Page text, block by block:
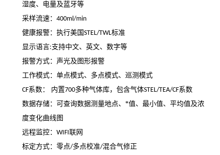
湿度、电量及蓝牙等
采样流速： 400ml/min
健康报警：执行美国 STEL/TWL标准
显示语言:支持中文、英文、数字等
报警方式：声光及图形报警
工作模式：单点模式、多点模式、巡测模式
CF系数： 内置700多种气体库，包含气体STEL/TEA/CF系数
数据存储：可查询数据测量地点、*值、最小值、平均值及浓
度变化曲线图
远程监控： WIFI 联网
标定方式：零点/多点校准/混合气修正